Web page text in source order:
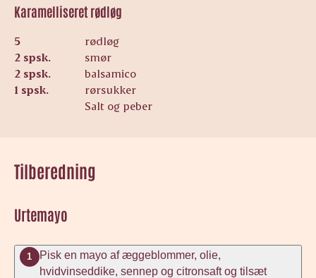
Karamelliseret rødløg
5
rødløg
2 spsk.
smør
2 spsk.
balsamico
1 spsk.
rørsukker
Salt og peber
Tilberedning
Urtemayo
1
Pisk en mayo af æggeblommer, olie,
hvidvinseddike, sennep og citronsaft og tilsæt